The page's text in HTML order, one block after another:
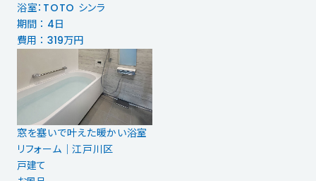
浴室：TOTO シンラ
期間 ： 4日
費用 ： 319万円
窓を塞いで叶えた暖かい浴室
リフォーム｜江戸川区
戸建て